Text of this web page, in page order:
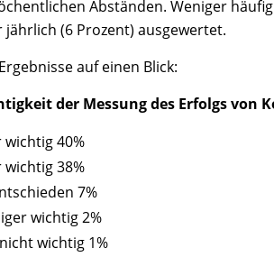
Abständen. Weniger
jährlich (6 Prozent) ausgewertet.
auf einen Blick:
der Messung des Erfolgs von
wichtig 40%
wichtig 38%
7%
wichtig 2%
wichtig 1%